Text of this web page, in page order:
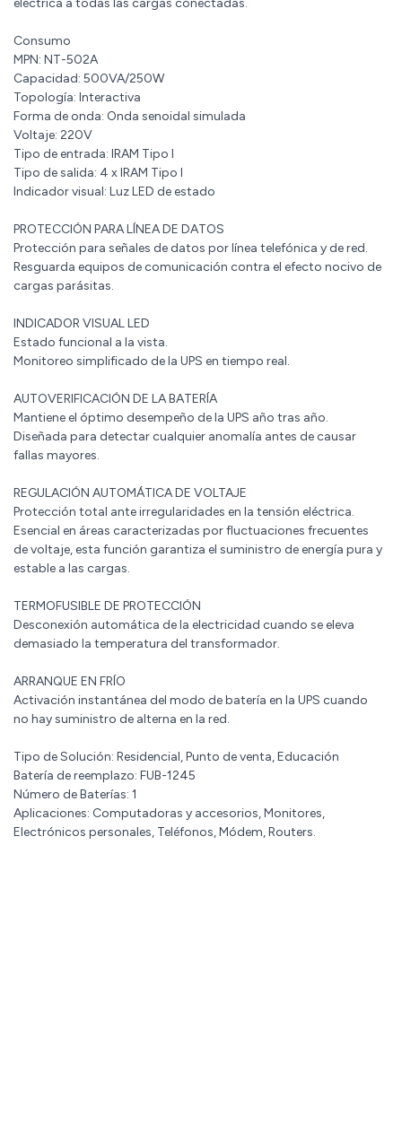
eléctrica a todas las cargas conectadas.
Consumo
MPN: NT-502A
Capacidad: 500VA/250W
Topología: Interactiva
Forma de onda: Onda senoidal simulada
Voltaje: 220V
Tipo de entrada: IRAM Tipo I
Tipo de salida: 4 x IRAM Tipo I
Indicador visual: Luz LED de estado
PROTECCIÓN PARA LÍNEA DE DATOS
Protección para señales de datos por línea telefónica y de red.
Resguarda equipos de comunicación contra el efecto nocivo de
cargas parásitas.
INDICADOR VISUAL LED
Estado funcional a la vista.
Monitoreo simplificado de la UPS en tiempo real.
AUTOVERIFICACIÓN DE LA BATERÍA
Mantiene el óptimo desempeño de la UPS año tras año.
Diseñada para detectar cualquier anomalía antes de causar
fallas mayores.
REGULACIÓN AUTOMÁTICA DE VOLTAJE
Protección total ante irregularidades en la tensión eléctrica.
Esencial en áreas caracterizadas por fluctuaciones frecuentes
de voltaje, esta función garantiza el suministro de energía pura y
estable a las cargas.
TERMOFUSIBLE DE PROTECCIÓN
Desconexión automática de la electricidad cuando se eleva
demasiado la temperatura del transformador.
ARRANQUE EN FRÍO
Activación instantánea del modo de batería en la UPS cuando
no hay suministro de alterna en la red.
Tipo de Solución: Residencial, Punto de venta, Educación
Batería de reemplazo: FUB-1245
Número de Baterías: 1
Aplicaciones: Computadoras y accesorios, Monitores,
Electrónicos personales, Teléfonos, Módem, Routers.